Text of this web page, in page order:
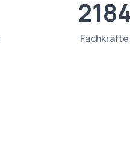
2184
Fachkräfte